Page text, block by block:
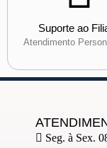
Suporte ao
Atendimento
Seg. à Sex.